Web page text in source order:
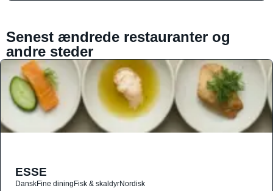
Senest ændrede restauranter og
andre steder
ESSE
DanskFine diningFisk & skaldyrNordisk